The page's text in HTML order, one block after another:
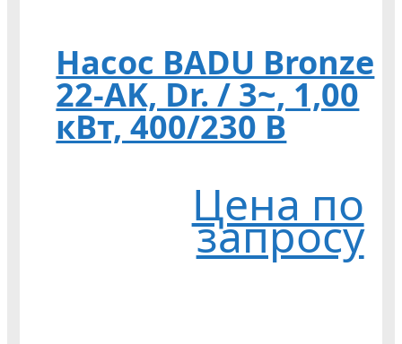
Насос BADU Bronze
22-AK, Dr. / 3~, 1,00
кВт, 400/230 В
Цена по
запросу